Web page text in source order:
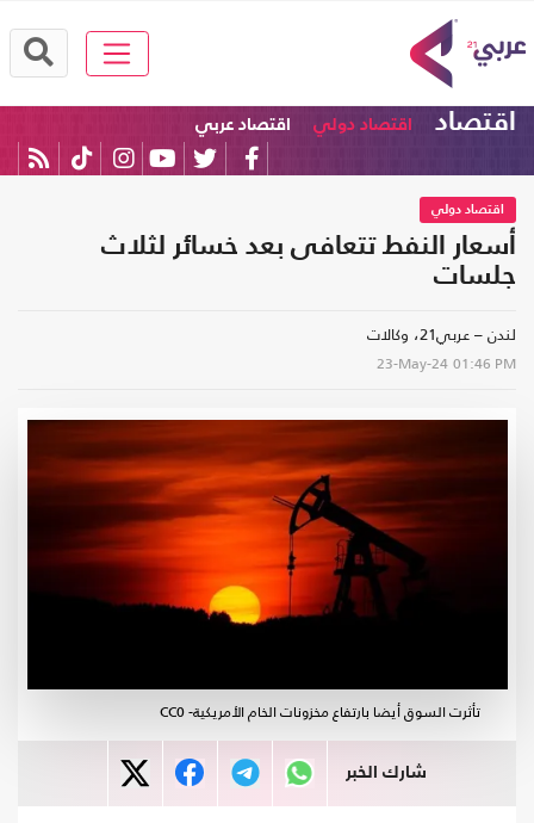
اقتصاد اقتصاد دولي اقتصاد عربي
اقتصاد دولي
أسعار النفط تتعافى بعد خسائر لثلاث
جلسات
لندن – عربي21، وكالات
23-May-24 01:46 PM
تأثرت السوق أيضا بارتفاع مخزونات الخام الأمريكية- CC0
شارك الخبر